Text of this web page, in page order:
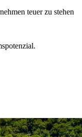
teuer zu stehen